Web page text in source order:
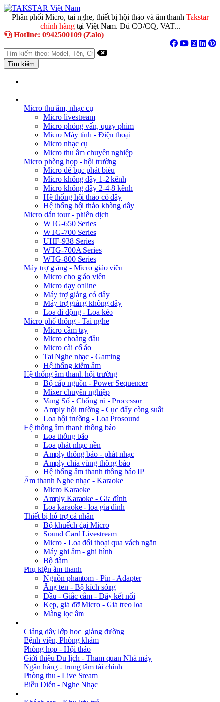
Phân phối Micro, tai nghe, thiết bị hội thảo và âm thanh Takstar
chính hãng tại Việt Nam. Đủ CO/CQ, VAT...
Hotline: 0942500109 (Zalo)
Micro thu âm, nhạc cụ
Micro livestream
Micro phỏng vấn, quay phim
Micro Máy tính - Điện thoại
Micro nhạc cụ
Micro thu âm chuyên nghiệp
Micro phòng họp - hội trường
Micro để bục phát biểu
Micro không dây 1-2 kênh
Micro không dây 2-4-8 kênh
Hệ thống hội thảo có dây
Hệ thống hội thảo không dây
Micro dẫn tour - phiên dịch
WTG-650 Series
WTG-700 Series
UHF-938 Series
WTG-700A Series
WTG-800 Series
Máy trợ giảng - Micro giáo viên
Micro cho giáo viên
Micro dạy online
Máy trợ giảng có dây
Máy trợ giảng không dây
Loa di động - Loa kéo
Micro phổ thông - Tai nghe
Micro cầm tay
Micro choàng đầu
Micro cài cổ áo
Tai Nghe nhạc - Gaming
Hệ thống kiểm âm
Hệ thống âm thanh hội trường
Bộ cấp nguồn - Power Sequencer
Mixer chuyên nghiệp
Vang Số - Chống rú - Processor
Amply hội trường - Cục đẩy công suất
Loa hội trường - Loa Prosound
Hệ thống âm thanh thông báo
Loa thông báo
Loa phát nhạc nền
Amply thông báo - phát nhạc
Amply chia vùng thông báo
Hệ thống âm thanh thông báo IP
Âm thanh Nghe nhạc - Karaoke
Micro Karaoke
Amply Karaoke - Gia đình
Loa karaoke - loa gia đình
Thiết bị hỗ trợ cá nhân
Bộ khuếch đại Micro
Sound Card Livestream
Micro - Loa đối thoại qua vách ngăn
Máy ghi âm - ghi hình
Bộ đàm
Phụ kiện âm thanh
Nguồn phantom - Pin - Adapter
Ăng ten - Bộ kích sóng
Đầu - Giắc cắm - Dây kết nối
Kẹp, giá đỡ Micro - Giá treo loa
Màng lọc âm
Giảng dậy lớp học, giảng đường
Bệnh viện, Phòng khám
Phòng họp - Hội thảo
Giới thiệu Du lịch - Tham quan Nhà máy
Ngân hàng - trung tâm tài chính
Phòng thu - Live Sream
Biễu Diễn - Nghe Nhạc